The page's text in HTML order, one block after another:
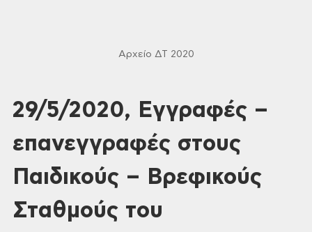
Αρχείο ΔΤ 2020
29/5/2020, Eγγραφές –
επανεγγραφές στους
Παιδικούς – Βρεφικούς
Σταθμούς του